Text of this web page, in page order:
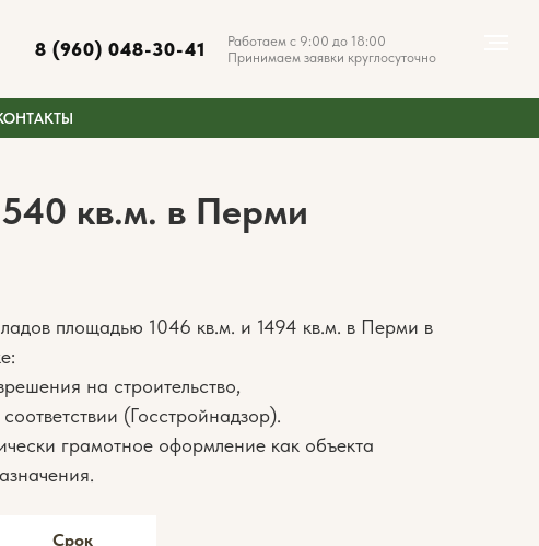
8 (960) 048-30-41
Работаем с 9:00 до 18:00
Принимаем заявки круглосуточно
кв.м. в Перми
площадью 1046 кв.м. и 1494 кв.м. в Перми в
на строительство,
(Госстройнадзор).
грамотное оформление как объекта
Срок